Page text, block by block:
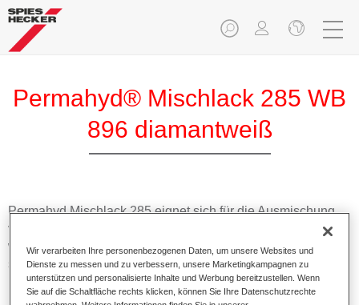
Permahyd® Mischlack 285 WB
896 diamantweiß
Permahyd Mischlack 285 eignet sich für die Ausmischung
von Permahyd Perlmutt Basislack 285, einem hochwertigen
wasserverdünnbaren Basislacksystem. Es basiert auf einer
speziellen PU-Dispersionstechnologie für Uni- und
Effektlackierungen.
Wir verarbeiten Ihre personenbezogenen Daten, um unsere Websites und
Dienste zu messen und zu verbessern, unsere Marketingkampagnen zu
unterstützen und personalisierte Inhalte und Werbung bereitzustellen. Wenn
Sie auf die Schaltfläche rechts klicken, können Sie Ihre Datenschutzrechte